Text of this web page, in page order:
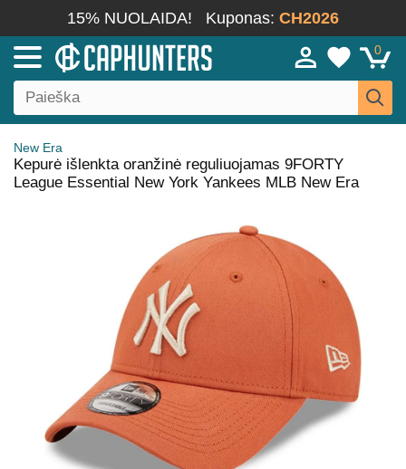
15% NUOLAIDA! Kuponas: CH2026
0
New Era
Kepurė išlenkta oranžinė reguliuojamas 9FORTY
League Essential New York Yankees MLB New Era